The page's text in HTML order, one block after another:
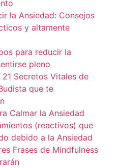
la Ansiedad: Consejos
y altamente
para reducir la
pleno
21 Secretos Vitales de
que te
Calmar la Ansiedad
(reactivos) que
debido a la Ansiedad
Frases de Mindfulness